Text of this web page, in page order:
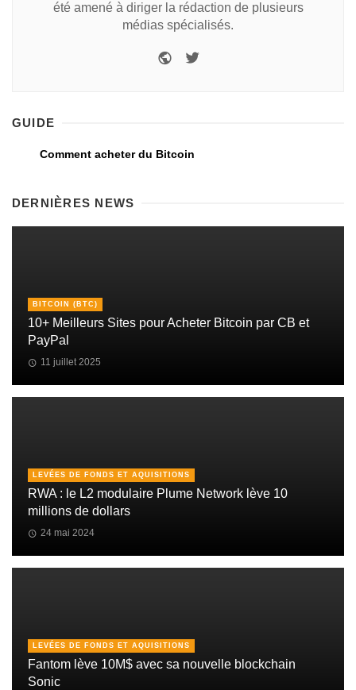
été amené à diriger la rédaction de plusieurs
médias spécialisés.
GUIDE
Comment acheter du Bitcoin
DERNIÈRES NEWS
BITCOIN (BTC)
10+ Meilleurs Sites pour Acheter Bitcoin par CB et
PayPal
11 juillet 2025
LEVÉES DE FONDS ET AQUISITIONS
RWA : le L2 modulaire Plume Network lève 10
millions de dollars
24 mai 2024
LEVÉES DE FONDS ET AQUISITIONS
Fantom lève 10M$ avec sa nouvelle blockchain
Sonic